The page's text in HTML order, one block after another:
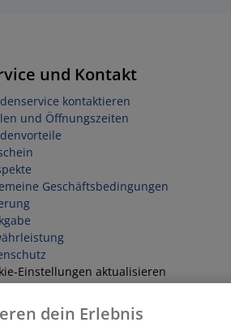
und Kontakt
kontaktieren
und Öffnungszeiten
Geschäftsbedingungen
Einstellungen aktualisieren
widerrufen
dein Erlebnis